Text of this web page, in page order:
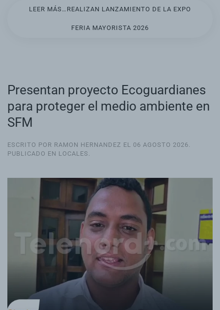
LEER MÁS…REALIZAN LANZAMIENTO DE LA EXPO
FERIA MAYORISTA 2026
Presentan proyecto Ecoguardianes
para proteger el medio ambiente en
SFM
ESCRITO POR RAMON HERNANDEZ EL 06 AGOSTO 2026
PUBLICADO EN LOCALES